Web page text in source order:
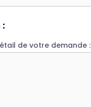
de votre demande :